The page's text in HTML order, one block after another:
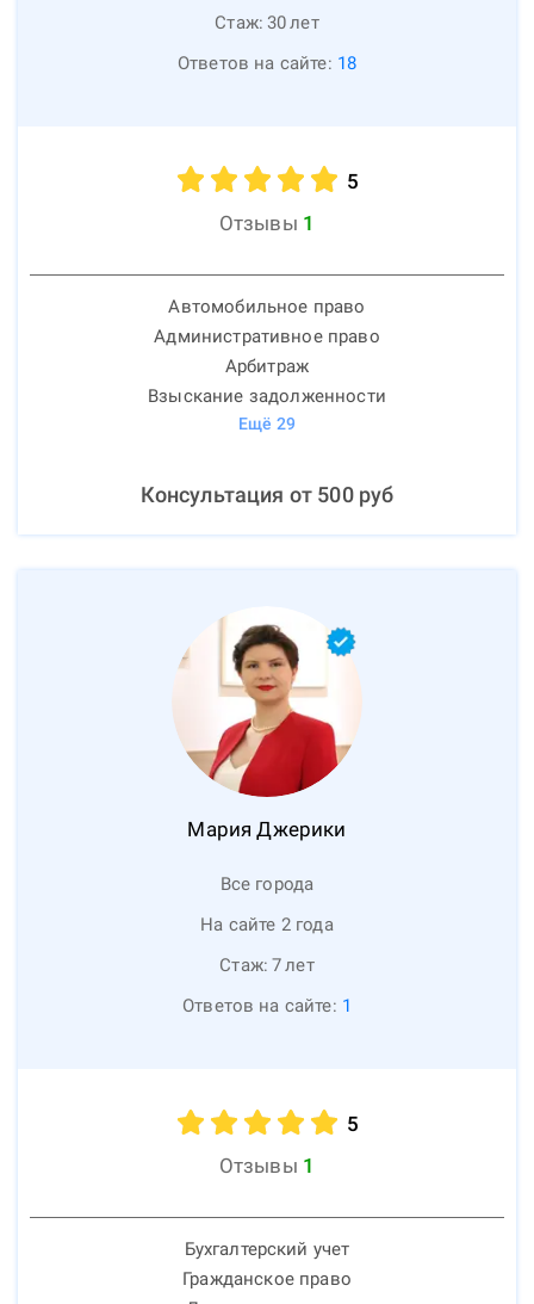
Стаж: 30лет
Ответов на сайте: 18
5
Отзывы 1
Автомобильное право
Административное право
Арбитраж
Взыскание задолженности
Ещё 29
Консультация от 500руб
Мария Джерики
Все города
На сайте 2 года
Стаж: 7лет
Ответов на сайте: 1
5
Отзывы 1
Бухгалтерский учет
Гражданское право